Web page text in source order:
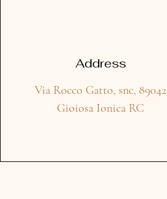
Address
Via Rocco Gatto, snc, 89042
Gioiosa Ionica RC